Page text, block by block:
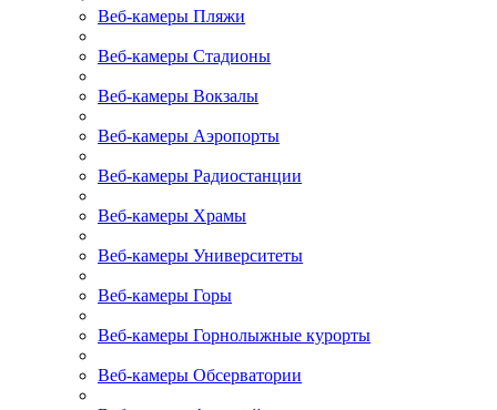
Веб-камеры Пляжи
Веб-камеры Стадионы
Веб-камеры Вокзалы
Веб-камеры Аэропорты
Веб-камеры Радиостанции
Веб-камеры Храмы
Веб-камеры Университеты
Веб-камеры Горы
Веб-камеры Горнолыжные курорты
Веб-камеры Обсерватории